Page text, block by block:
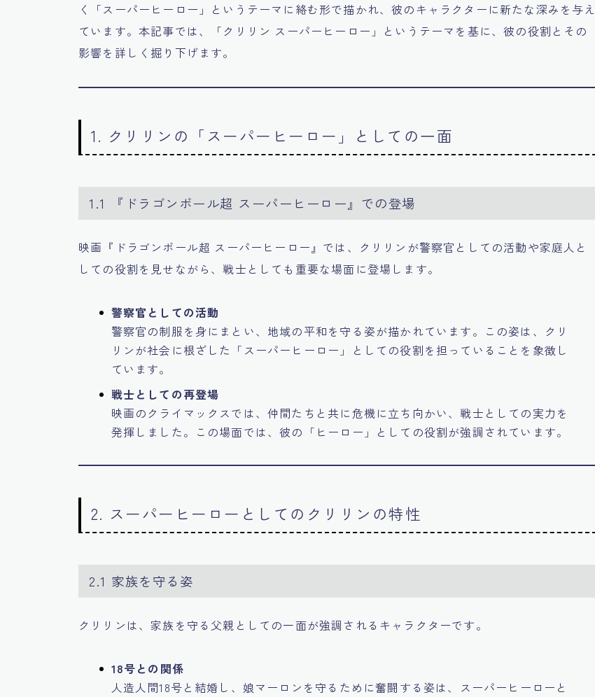
く「スーパーヒーロー」というテーマに絡む形で描かれ、彼のキャラクターに新たな深みを与え
ています。本記事では、「クリリン スーパーヒーロー」というテーマを基に、彼の役割とその
影響を詳しく掘り下げます。
1. クリリンの「スーパーヒーロー」としての一面
1.1 『ドラゴンボール超 スーパーヒーロー』での登場
映画『ドラゴンボール超 スーパーヒーロー』では、クリリンが警察官としての活動や家庭人と
しての役割を見せながら、戦士としても重要な場面に登場します。
警察官としての活動
警察官の制服を身にまとい、地域の平和を守る姿が描かれています。この姿は、クリ
リンが社会に根ざした「スーパーヒーロー」としての役割を担っていることを象徴し
ています。
戦士としての再登場
映画のクライマックスでは、仲間たちと共に危機に立ち向かい、戦士としての実力を
発揮しました。この場面では、彼の「ヒーロー」としての役割が強調されています。
2. スーパーヒーローとしてのクリリンの特性
2.1 家族を守る姿
クリリンは、家族を守る父親としての一面が強調されるキャラクターです。
18号との関係
人造人間18号と結婚し、娘マーロンを守るために奮闘する姿は、スーパーヒーローと